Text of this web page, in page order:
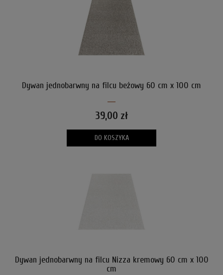
Dywan jednobarwny na filcu beżowy 60 cm x 100 cm
39,00 zł
DO KOSZYKA
Dywan jednobarwny na filcu Nizza kremowy 60 cm x 100
cm